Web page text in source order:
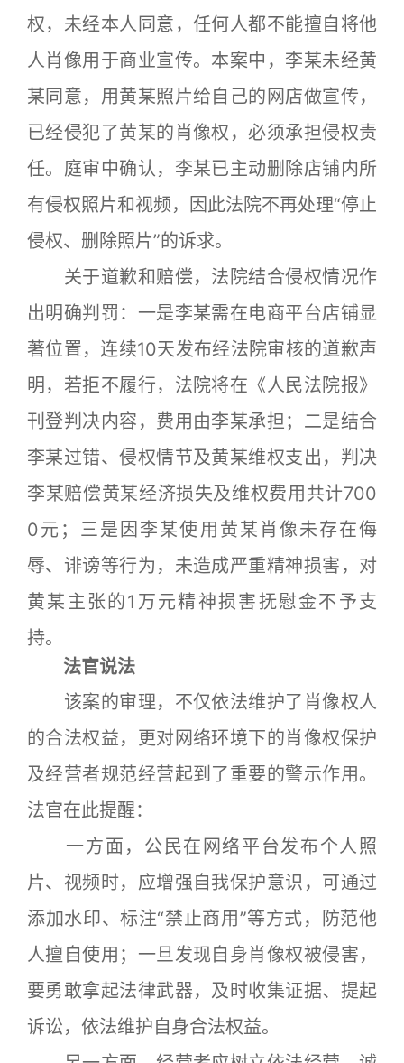
权，未经本人同意，任何人都不能擅自将他
人肖像用于商业宣传。本案中，李某未经黄
某同意，用黄某照片给自己的网店做宣传，
已经侵犯了黄某的肖像权，必须承担侵权责
任。庭审中确认，李某已主动删除店铺内所
有侵权照片和视频，因此法院不再处理“停止
侵权、删除照片”的诉求。
关于道歉和赔偿，法院结合侵权情况作
出明确判罚：一是李某需在电商平台店铺显
著位置，连续10天发布经法院审核的道歉声
明，若拒不履行，法院将在《人民法院报》
刊登判决内容，费用由李某承担；二是结合
李某过错、侵权情节及黄某维权支出，判决
李某赔偿黄某经济损失及维权费用共计700
0元；三是因李某使用黄某肖像未存在侮
辱、诽谤等行为，未造成严重精神损害，对
黄某主张的1万元精神损害抚慰金不予支
持。
法官说法
该案的审理，不仅依法维护了肖像权人
的合法权益，更对网络环境下的肖像权保护
及经营者规范经营起到了重要的警示作用。
法官在此提醒：
一方面，公民在网络平台发布个人照
片、视频时，应增强自我保护意识，可通过
添加水印、标注“禁止商用”等方式，防范他
人擅自使用；一旦发现自身肖像权被侵害，
要勇敢拿起法律武器，及时收集证据、提起
诉讼，依法维护自身合法权益。